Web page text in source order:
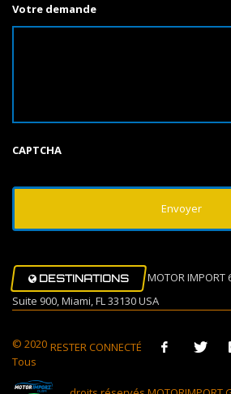
Votre demande
CAPTCHA
DESTINATIONS
MOTOR
Suite 900, Miami, FL 33130 USA
RESTER CONNECTÉ
© 2020
Tous